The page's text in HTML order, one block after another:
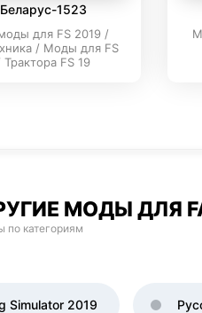
1523
для FS 2019 /
/ Моды для FS
Трактора FS 19
МОДЫ ДЛЯ
по категориям
Simulator 2019